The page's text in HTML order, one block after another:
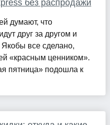
без распродажи
думают, что
друг за другом и
Якобы все сделано,
«красным ценником».
пятница» подошла к